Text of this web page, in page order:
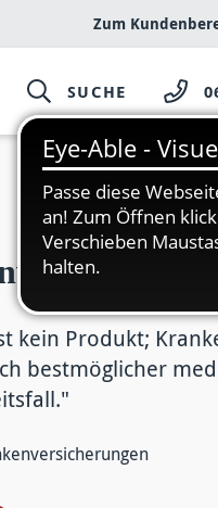
Zum
SUCHE
kein Produkt;
bestmöglicher